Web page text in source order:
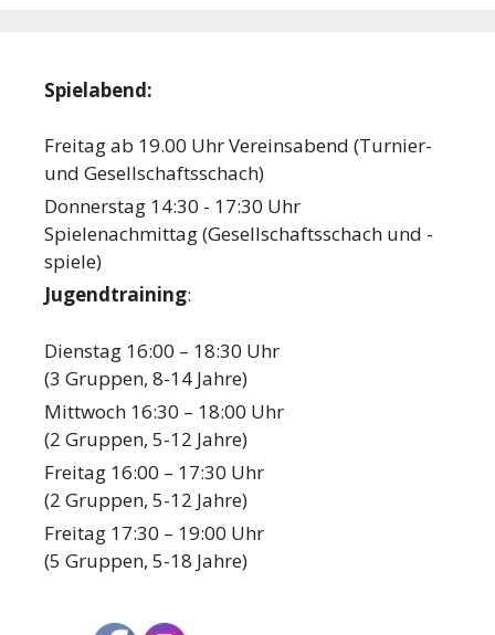
Spielabend:
Freitag ab 19.00 Uhr Vereinsabend (Turnier-
und Gesellschaftsschach)
Donnerstag 14:30 - 17:30 Uhr
Spielenachmittag (Gesellschaftsschach und -
spiele)
Jugendtraining:
Dienstag 16:00 – 18:30 Uhr
(3 Gruppen, 8-14 Jahre)
Mittwoch 16:30 – 18:00 Uhr
(2 Gruppen, 5-12 Jahre)
Freitag 16:00 – 17:30 Uhr
(2 Gruppen, 5-12 Jahre)
Freitag 17:30 – 19:00 Uhr
(5 Gruppen, 5-18 Jahre)